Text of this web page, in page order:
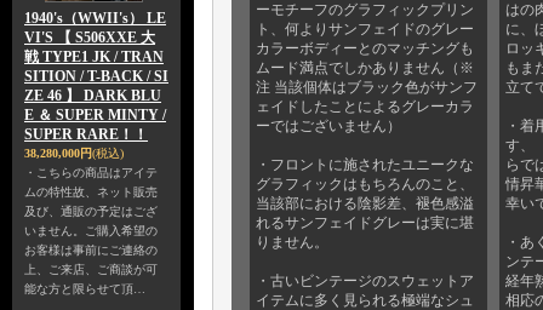
1940's（WWII's） LE
VI'S 【 S506XXE 大
戦 TYPE1 JK / TRAN
SITION / T-BACK / SI
ZE 46 】 DARK BLU
E ＆ SUPER MINTY /
SUPER RARE！！
38,280,000円(税込)
・こちらの商品はアイテ
ムの特性故、ネット販売
及び、通販の予定はござ
いません。ご購入希望の
お客様は事前にご連絡の
上、ご来店、ご商談が可
能な方と限らせて頂…
ーモチーフのグラフィックプリン
ト、何よりサンフェイドのグレー
カラーボディーとのマッチングも
ムード満点でしかありません（※
注 当該個体はブラック色がサンフ
ェイドしたことによるグレーカラ
ーではございません）
・フロントに施されたユニークな
グラフィックはもちろんのこと、
当該部における陰影差、褪色感溢
れるサンフェイドグレーは実に堪
りません。
・古いビンテージのスウェットア
イテムに多く見られる極端なシュ
はの
に、
ロッ
もま
立て
・着
す、
らで
情昇
幸い
・あ
ンテ
経年
相応